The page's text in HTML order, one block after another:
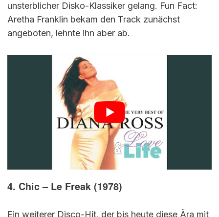
unsterblicher Disko-Klassiker gelang. Fun Fact:
Aretha Franklin bekam den Track zunächst
angeboten, lehnte ihn aber ab.
4. Chic – Le Freak (1978)
Ein weiterer Disco-Hit, der bis heute diese Ära mit